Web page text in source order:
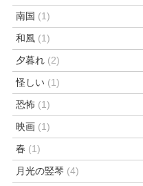
南国 (1)
和風 (1)
夕暮れ (2)
怪しい (1)
恐怖 (1)
映画 (1)
春 (1)
月光の竪琴 (4)